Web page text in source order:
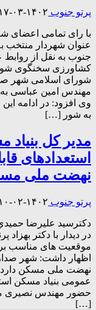
پرتو جنوب ۱۴۰۲-۰۳-۱۷
با رای تمامی اعضای
عنوان شهردار منتخب
جنوب به نقل از
شورای اسلامی شهر
مهندس امین عباسی
وی افزود: در ادامه
به شور […]
مدیر کل
استعدادهای
نهضت ملی
پرتو جنوب ۱۴۰۲-۰۲-۱۰
دکترسید علیرضا
در ديدار با دکتر
موقعیت های مناسب
اظهار داشت: شهر
نهضت ملی مسکن دارد.
عمومی بنیاد مسکن
حضور مهندس نصیری
[…]